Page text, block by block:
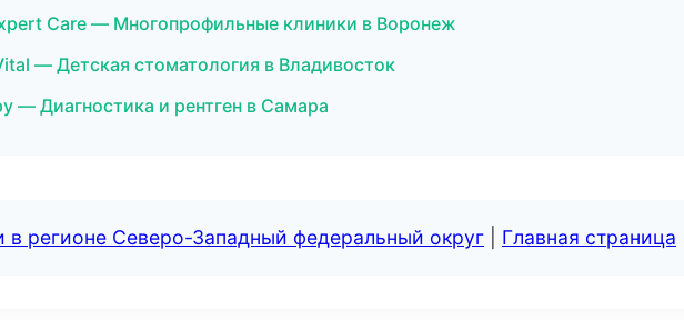
Care — Многопрофильные клиники в Воронеж
— Детская стоматология в Владивосток
— Диагностика и рентген в Самара
в регионе Северо-Западный федеральный округ Главная страница